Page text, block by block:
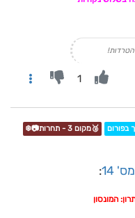
הטרדות!
1
בפורום 🥉מקום 3 - תחרות📷❄️
14
:
המונסון